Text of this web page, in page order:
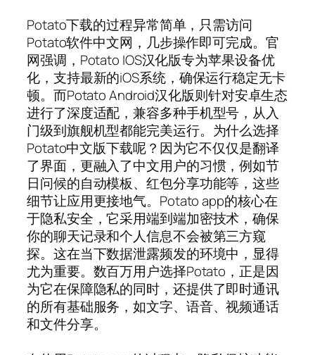
Potato下载的过程异常简单，只需访问
Potato软件中文网，几步操作即可完成。官
网强调，Potato IOS汉化版专为苹果设备优
化，支持最新的iOS系统，确保运行稳定无卡
顿。而Potato Android汉化版则针对安卓生态
进行了深度适配，兼容多种手机型号，从入
门级到旗舰机型都能完美运行。为什么选择
Potato中文版下载呢？因为它不仅仅是翻译
了界面，更融入了中文用户的习惯，例如节
日问候的自动模板、红包分享功能等，这些
细节让应用更接地气。Potato app的核心在
于隐私安全，它采用端到端加密技术，确保
你的聊天记录和个人信息不会被第三方窥
探。这在当下数据泄露频发的环境中，显得
尤为重要。数百万用户选择Potato，正是因
为它在保障隐私的同时，还提供了即时通讯
的所有基础服务，如文字、语音、视频通话
和文件分享。